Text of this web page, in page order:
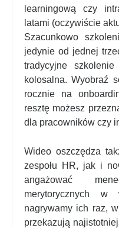
learningową czy
latami (oczywiście
Szacunkowo
jedynie od jednej
tradycyjne
kolosalna. Wyobraź
rocznie na
resztę możesz
dla pracowników czy
Wideo oszczędza
zespołu HR, jak i
angażować
merytorycznych w
nagrywamy ich raz,
przekazują